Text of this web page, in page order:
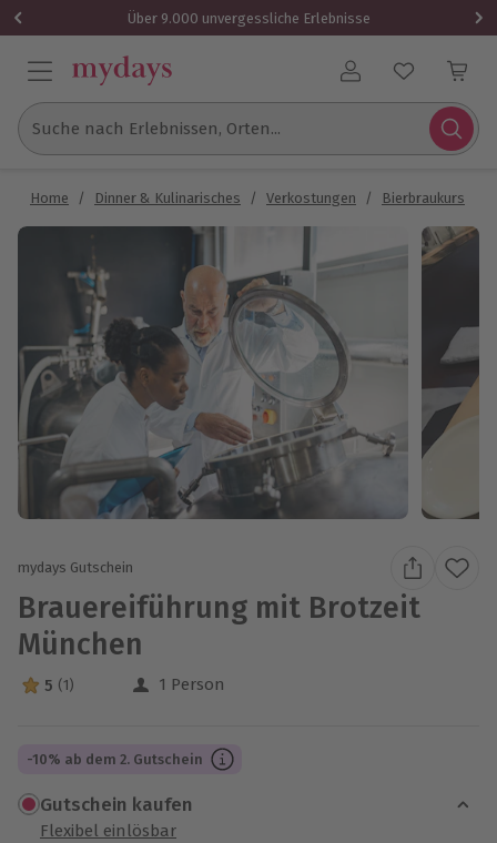
Über 9.000 unvergessliche Erlebnisse
Benutzerkonto
Suche nach Erlebnissen, Orten...
Home / Dinner & Kulinarisches / Verkostungen / Bierbraukurs
mydays Gutschein
Brauereiführung mit Brotzeit
München
5 Sterne von 5 aus 1 Bewertungen
5 (1) 1 Person
-10% ab dem 2. Gutschein
Gutschein kaufen
Flexibel einlösbar